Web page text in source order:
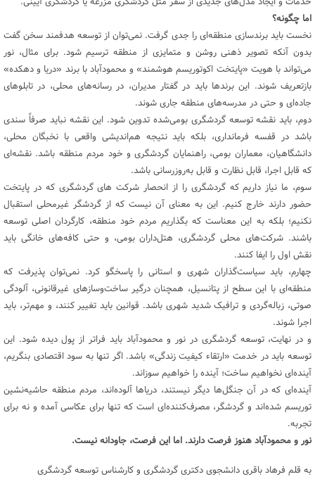
اما چگونه؟
نخست باید برندسازی منطقه‌ای را جدی گرفت. نمی‌توان از توسعه هدفمند سخن گفت
بدون آنکه تصویر ذهنی روشن و متمایزی از منطقه ترسیم شود. برای مثال، نور
می‌تواند با هویت «پایتخت اکوتوریسم هوشمند» و محمودآباد با برند «دریا و دهکده»
بازتعریف شوند. این برندها باید در گفتار مدیران، در رسانه‌های محلی، در تابلوهای
جاده‌ای و حتی در مدرسه‌های منطقه جاری شوند.
دوم، باید نقشه‌ توسعه گردشگری بومی‌شده تدوین شود. این نقشه نباید صرفاً سندی
باشد در قفسه فرمانداری، بلکه باید نتیجه هم‌اندیشی واقعی با نخبگان محلی،
دانشگاهیان، معماران بومی، راهنمایان گردشگری و خود مردم منطقه باشد. نقشه‌ای
که قابل اجرا، قابل نظارت و قابل به‌روزرسانی باشد.
سوم، ما نیاز داریم که گردشگری را از انحصار شرکت های گردشگری که در پایتخت
حضور دارند خارج کنیم. این به معنای آن نیست که از گردشگر غیرمحلی استقبال
نکنیم؛ بلکه به این معناست که بگذاریم مردم خود منطقه، کارگردان اصلی توسعه
باشند. شرکت‌های محلی گردشگری، هتل‌داران بومی، و حتی کافه‌های خانگی باید
نقش اول را ایفا کنند.
چهارم، باید سیاست‌گذاران شهری و استانی را پاسخگو کرد. نمی‌توان پذیرفت که
منطقه‌ای با این سطح از پتانسیل، همچنان درگیر ساخت‌وسازهای غیرقانونی، آلودگی
صوتی، زباله‌گردی و ترافیک شدید شهری باشد. قوانین باید تغییر کنند، و مهم‌تر، باید
اجرا شوند.
و در نهایت، توسعه گردشگری در نور و محمودآباد باید فراتر از پول دیده شود. این
توسعه باید در خدمت «ارتقاء کیفیت زندگی» باشد. اگر تنها به سود اقتصادی بنگریم،
آینده‌ای نخواهیم ساخت؛ آینده را خواهیم سوزاند.
آینده‌ای که در آن جنگل‌ها دیگر نیستند، دریاها آلوده‌اند، مردم منطقه حاشیه‌نشین
توریسم شده‌اند و گردشگر، مصرف‌کننده‌ای است که تنها برای عکاسی آمده و نه برای
تجربه.
نور و محمودآباد هنوز فرصت دارند. اما این فرصت، جاودانه نیست.
به قلم فرهاد باقری دانشجوی دکتری گردشگری و کارشناس توسعه گردشگری